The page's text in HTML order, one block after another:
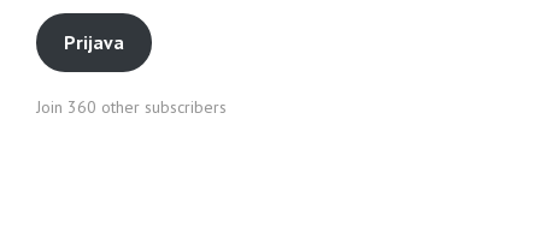
Prijava
Join 360 other subscribers